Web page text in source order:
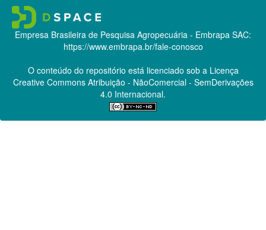
Empresa Brasileira de Pesquisa Agropecuária - Embrapa SAC:
https://www.embrapa.br/fale-conosco
O conteúdo do repositório está licenciado sob a Licença
Creative CommonsAtribuição - NãoComercial - SemDerivações
4.0 Internacional.